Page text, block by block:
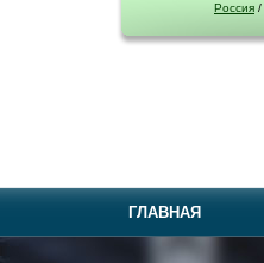
Россия /
ГЛАВНАЯ